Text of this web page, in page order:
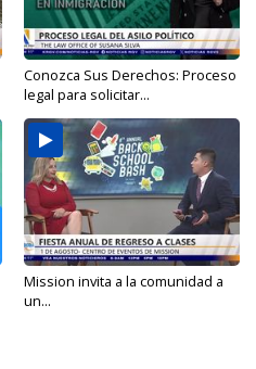
Conozca Sus Derechos: Proceso
legal para solicitar...
Mission invita a la comunidad a
un...